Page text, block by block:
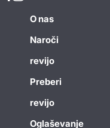
O nas
Naroči
revijo
Preberi
revijo
Oglaševanje